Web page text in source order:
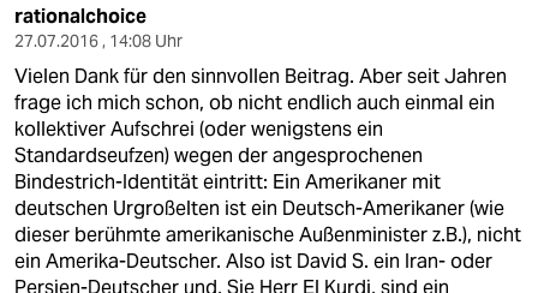
epaper login
rationalchoice
27.07.2016 , 14:08 Uhr
Vielen Dank für den sinnvollen Beitrag. Aber seit Jahren
frage ich mich schon, ob nicht endlich auch einmal ein
kollektiver Aufschrei (oder wenigstens ein
Standardseufzen) wegen der angesprochenen
Bindestrich-Identität eintritt: Ein Amerikaner mit
deutschen Urgroßelten ist ein Deutsch-Amerikaner (wie
dieser berühmte amerikanische Außenminister z.B.), nicht
ein Amerika-Deutscher. Also ist David S. ein Iran- oder
Persien-Deutscher und, Sie Herr El Kurdi, sind ein